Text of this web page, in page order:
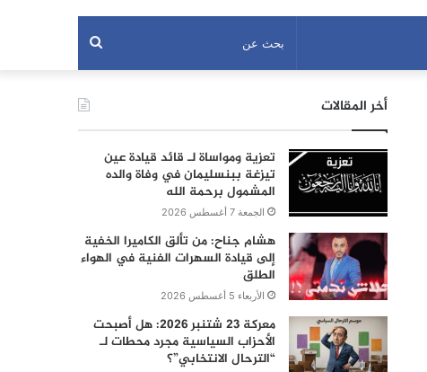
بحث
عن أخر المقالات
تعزية ومواساة لـ قائد قيادة عين
تيزغة ببنسليمان في وفاة والده
المشمول برحمة الله
الجمعة 7 أغسطس 2026
هشام جناح: من تألق الكاميرا الخفية
إلى قيادة السهرات الفنية في الهواء
الطلق
الأربعاء 5 أغسطس 2026
معركة 23 شتنبر 2026: هل أصبحت
الأحزاب السياسية مجرد محطات لـ
“الترحال الانتخابي”؟